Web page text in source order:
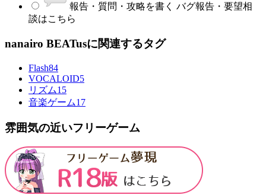
報告・質問・攻略を書く バグ報告・要望相
談はこちら
nanairo BEATusに関連するタグ
Flash84
VOCALOID5
リズム15
音楽ゲーム17
雰囲気の近いフリーゲーム